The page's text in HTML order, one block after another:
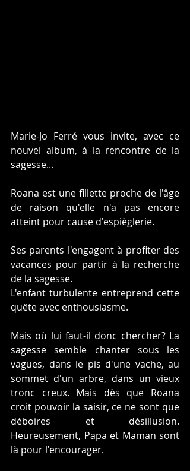
Marie-Jo Ferré vous invite, avec ce
nouvel album, à la rencontre de la
sagesse...
Roana est une fillette proche de l'âge
de raison qu'elle n'a pas encore
atteint pour cause d'espièglerie.
Ses parents l'engagent à profiter des
vacances pour partir à la recherche
de la sagesse.
L'enfant turbulente entreprend cette
quête avec enthousiasme.
Mais où lui faut-il donc chercher? La
sagesse semble chanter sous les
vagues, dans le pis d'une vache, au
sommet d'un arbre, dans un vieux
tronc creux. Mais dès que Roana
croit pouvoir la saisir, ce ne sont que
déboires et désillusion.
Heureusement, Papa et Maman sont
là pour l'encourager.